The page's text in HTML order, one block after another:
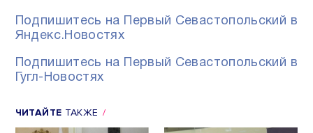
Подпишитесь на Первый Севастопольский в
Яндекс.Новостях
Подпишитесь на Первый Севастопольский в
Гугл-Новостях
ЧИТАЙТЕ ТАКЖЕ